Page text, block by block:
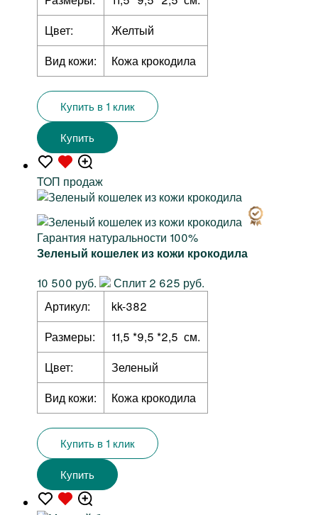
Цвет:
Желтый
Вид кожи:
Кожа крокодила
Купить в 1 клик
Купить
TOП продаж
Гарантия натуральности 100%
Зеленый кошелек из кожи крокодила
10 500 руб.
Сплит 2 625 руб.
Артикул:
kk-382
Размеры:
11,5 *9,5 *2,5 см.
Цвет:
Зеленый
Вид кожи:
Кожа крокодила
Купить в 1 клик
Купить